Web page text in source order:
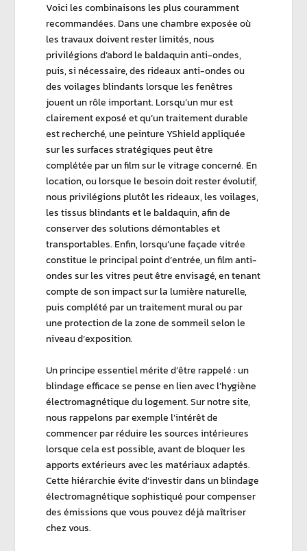
Voici les combinaisons les plus couramment
recommandées. Dans une chambre exposée où
les travaux doivent rester limités, nous
privilégions d’abord lebaldaquin anti-ondes,
puis, si nécessaire, desrideaux anti-ondesou
desvoilages blindantslorsque les fenêtres
jouent un rôle important. Lorsqu’un mur est
clairement exposé et qu’un traitement durable
est recherché, unepeinture YShieldappliquée
sur les surfaces stratégiques peut être
complétée par un film sur le vitrage concerné. En
location, ou lorsque le besoin doit rester évolutif,
nous privilégions plutôt lesrideaux, lesvoilages,
lestissus blindantset lebaldaquin, afin de
conserver des solutions démontables et
transportables. Enfin, lorsqu’une façade vitrée
constitue le principal point d’entrée, unfilm anti-
ondessur les vitres peut être envisagé, en tenant
compte de son impact sur la lumière naturelle,
puis complété par un traitement mural ou par
une protection de la zone de sommeil selon le
niveau d’exposition.
Un principe essentiel mérite d’être rappelé : un
blindage efficacese pense en lien avec l’hygiène
électromagnétiquedu logement. Sur notre site,
nous rappelons par exemple l’intérêt de
commencer par réduire les sources intérieures
lorsque cela est possible, avant de bloquer les
apports extérieurs avec les matériaux adaptés.
Cette hiérarchie évite d’investir dans unblindage
électromagnétiquesophistiqué pour compenser
des émissions que vous pouvez déjà maîtriser
chez vous.